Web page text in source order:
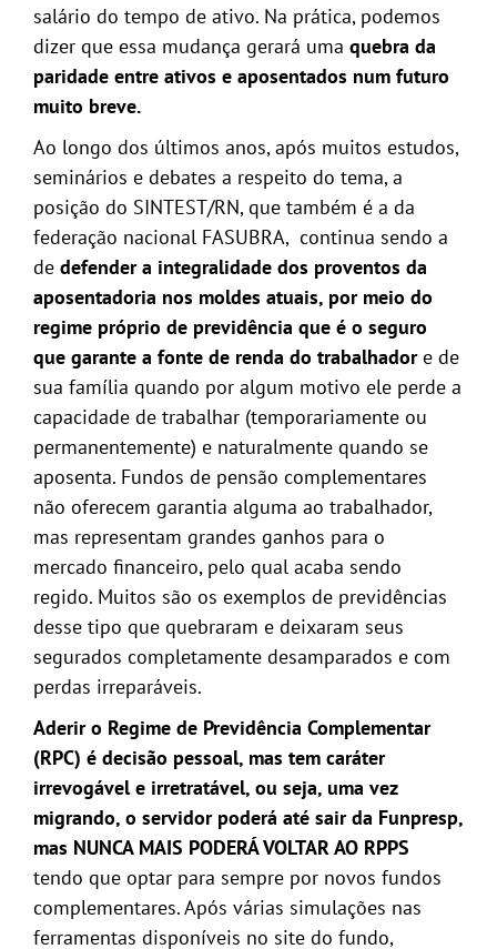
salário do tempo de ativo. Na prática, podemos
dizer que essa mudança gerará uma quebra da
paridade entre ativos e aposentados num futuro
muito breve.
Ao longo dos últimos anos, após muitos estudos,
seminários e debates a respeito do tema, a
posição do SINTEST/RN, que também é a da
federação nacional FASUBRA, continua sendo a
de defender a integralidade dos proventos da
aposentadoria nos moldes atuais, por meio do
regime próprio de previdência que é o seguro
que garante a fonte de renda do trabalhadore de
sua família quando por algum motivo ele perde a
capacidade de trabalhar (temporariamente ou
permanentemente) e naturalmente quando se
aposenta. Fundos de pensão complementares
não oferecem garantia alguma ao trabalhador,
mas representam grandes ganhos para o
mercado financeiro, pelo qual acaba sendo
regido. Muitos são os exemplos de previdências
desse tipo que quebraram e deixaram seus
segurados completamente desamparados e com
perdas irreparáveis.
Aderir o Regime de Previdência Complementar
(RPC) é decisão pessoal, mas tem caráter
irrevogável e irretratável, ou seja, uma vez
migrando, o servidor poderá até sair da Funpresp,
mas NUNCA MAIS PODERÁ VOLTAR AO RPPS
tendo que optar para sempre por novos fundos
complementares. Após várias simulações nas
ferramentas disponíveis no site do fundo,